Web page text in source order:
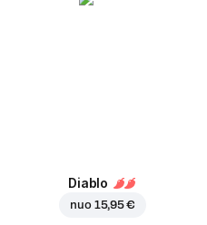
Diablo
nuo 15,95 €